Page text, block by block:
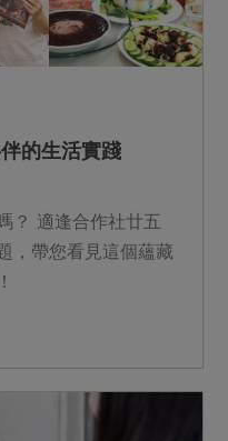
的生活實踐
？ 適逢合作社廿五
，帶您看見這個蘊藏